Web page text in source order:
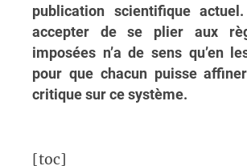
publication scientifique
accepter de se plier aux
imposées n’a de sens qu’en
pour que chacun puisse
critique sur ce système.
[toc]